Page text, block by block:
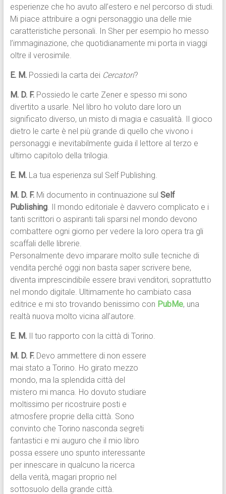
esperienze che ho avuto all’estero e nel percorso di studi.
Mi piace attribuire a ogni personaggio una delle mie
caratteristiche personali. In Sher per esempio ho messo
l’immaginazione, che quotidianamente mi porta in viaggi
oltre il verosimile.
E. M.Possiedi la carta dei Cercatori?
M. D. F.Possiedo le carte Zener e spesso mi sono
divertito a usarle. Nel libro ho voluto dare loro un
significato diverso, un misto di magia e casualità. Il gioco
dietro le carte è nel più grande di quello che vivono i
personaggi e inevitabilmente guida il lettore al terzo e
ultimo capitolo della trilogia.
E. M.La tua esperienza sul Self Publishing.
M. D. F.Mi documento in continuazione sul Self
Publishing. Il mondo editoriale è davvero complicato e i
tanti scrittori o aspiranti tali sparsi nel mondo devono
combattere ogni giorno per vedere la loro opera tra gli
scaffali delle librerie.
Personalmente devo imparare molto sulle tecniche di
vendita perché oggi non basta saper scrivere bene,
diventa imprescindibile essere bravi venditori, soprattutto
nel mondo digitale. Ultimamente ho cambiato casa
editrice e mi sto trovando benissimo con PubMe, una
realtà nuova molto vicina all’autore.
E. M.Il tuo rapporto con la città di Torino.
M. D. F.Devo ammettere di non essere
mai stato a Torino. Ho girato mezzo
mondo, ma la splendida città del
mistero mi manca. Ho dovuto studiare
moltissimo per ricostruire posti e
atmosfere proprie della città. Sono
convinto che Torino nasconda segreti
fantastici e mi auguro che il mio libro
possa essere uno spunto interessante
per innescare in qualcuno la ricerca
della verità, magari proprio nel
sottosuolo della grande città.